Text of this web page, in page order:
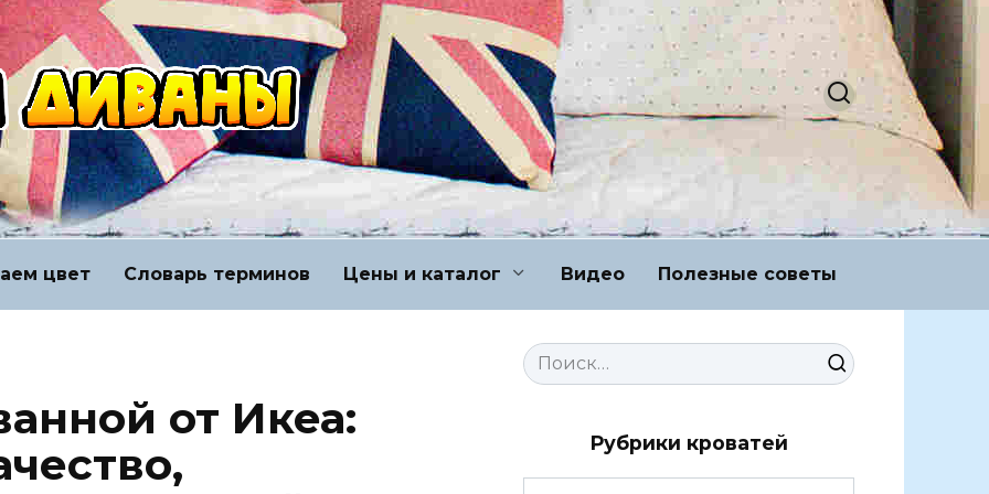
цвет Словарь терминов Цены и каталог Видео Полезные советы
от Икеа:
Search
for:
Рубрики кроватей